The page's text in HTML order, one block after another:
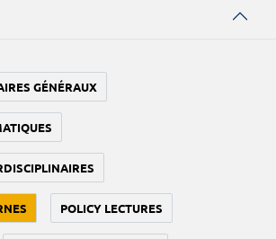
GÉNÉRAUX
POLICY LECTURES